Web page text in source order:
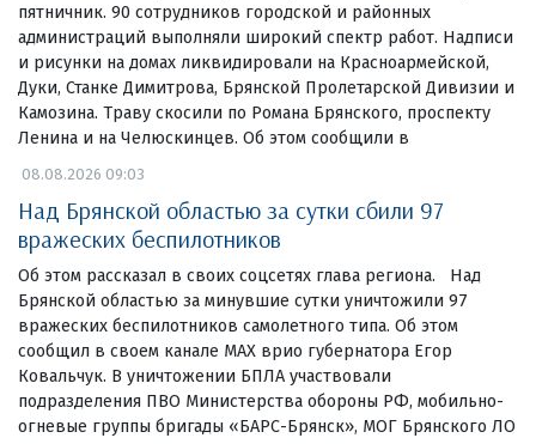
пятничник. 90 сотрудников городской и районных
администраций выполняли широкий спектр работ. Надписи
и рисунки на домах ликвидировали на Красноармейской,
Дуки, Станке Димитрова, Брянской Пролетарской Дивизии и
Камозина. Траву скосили по Романа Брянского, проспекту
Ленина и на Челюскинцев. Об этом сообщили в
08.08.2026 09:03
Над Брянской областью за сутки сбили 97
вражеских беспилотников
Об этом рассказал в своих соцсетях глава региона. Над
Брянской областью за минувшие сутки уничтожили 97
вражеских беспилотников самолетного типа. Об этом
сообщил в своем канале МАХ врио губернатора Егор
Ковальчук. В уничтожении БПЛА участвовали
подразделения ПВО Министерства обороны РФ, мобильно-
огневые группы бригады «БАРС-Брянск», МОГ Брянского ЛО